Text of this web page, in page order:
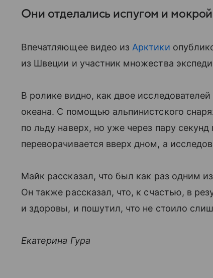
Они отделались испугом и
Впечатляющее видео из Арктики
из Швеции и участник множества
В ролике видно, как двое
океана. С помощью альпинистского
по льду наверх, но уже через пару
переворачивается вверх дном, а
Майк рассказал, что был как раз одним
Он также рассказал, что, к счастью, в
и здоровы, и пошутил, что не стоило
Екатерина Гура